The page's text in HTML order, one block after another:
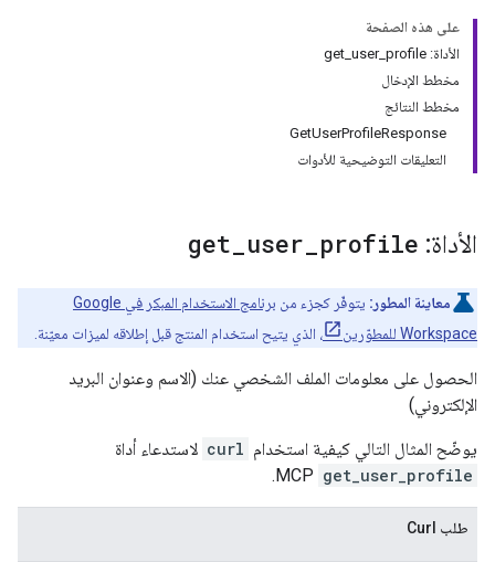
على هذه الصفحة
الأداة: get_user_profile
مخطط الإدخال
مخطط النتائج
GetUserProfileResponse
التعليقات التوضيحية للأدوات
الأداة: get user profile
معاينة المطور: يتوفّر كجزء من
برنامج الاستخدام المبكر في Google
Workspace للمطوّرين
، الذي يتيح استخدام المنتج قبل إطلاقه لميزات معيّنة.
الحصول على معلومات الملف الشخصي عنك (الاسم وعنوان البريد
الإلكتروني)
يوضّح المثال التالي كيفية استخدام curl لاستدعاء أداة
get_user_profile
طلب Curl